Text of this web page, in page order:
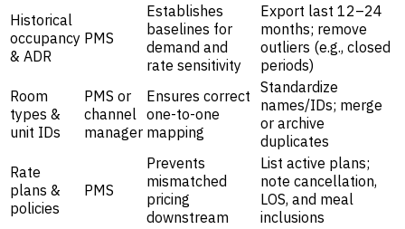
Historical
occupancy
& ADR
PMS
Establishes
baselines for
demand and
rate sensitivity
Export last 12–24
months; remove
outliers (e.g., closed
periods)
Room
types &
unit IDs
PMS or
channel
manager
Ensures correct
one-to-one
mapping
Standardize
names/IDs; merge
or archive
duplicates
Rate
plans &
policies
PMS
Prevents
mismatched
pricing
downstream
List active plans;
note cancellation,
LOS, and meal
inclusions